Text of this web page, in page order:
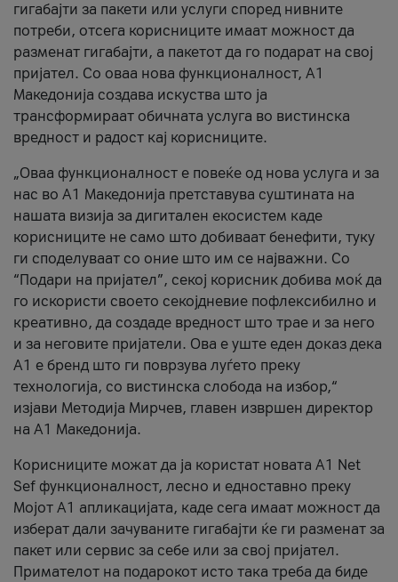
гигабајти за пакети или услуги според нивните
потреби, отсега корисниците имаат можност да
разменат гигабајти, а пакетот да го подарат на свој
пријател. Со оваа нова функционалност, А1
Македонија создава искуства што ја
трансформираат обичната услуга во вистинска
вредност и радост кај корисниците.
„Оваа функционалност е повеќе од нова услуга и за
нас во А1 Македонија претставува суштината на
нашата визија за дигитален екосистем каде
корисниците не само што добиваат бенефити, туку
ги споделуваат со оние што им се најважни. Со
“Подари на пријател”, секој корисник добива моќ да
го искористи своето секојдневие пофлексибилно и
креативно, да создаде вредност што трае и за него
и за неговите пријатели. Ова е уште еден доказ дека
А1 е бренд што ги поврзува луѓето преку
технологија, со вистинска слобода на избор,“
изјави Методија Мирчев, главен извршен директор
на А1 Македонија.
Корисниците можат да ја користат новата А1 Net
Sef функционалност, лесно и едноставно преку
Мојот А1 апликацијата, каде сега имаат можност да
изберат дали зачуваните гигабајти ќе ги разменат за
пакет или сервис за себе или за свој пријател.
Примателот на подарокот исто така треба да биде